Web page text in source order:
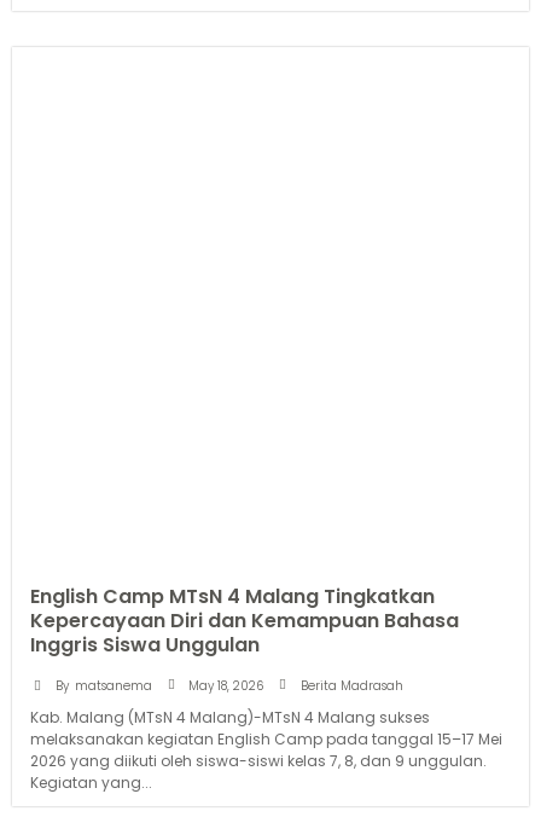
English Camp MTsN 4 Malang Tingkatkan
Kepercayaan Diri dan Kemampuan Bahasa
Inggris Siswa Unggulan
By matsanema May 18, 2026 Berita Madrasah
Kab. Malang (MTsN 4 Malang)-MTsN 4 Malang sukses
melaksanakan kegiatan English Camp pada tanggal 15–17 Mei
2026 yang diikuti oleh siswa-siswi kelas 7, 8, dan 9 unggulan.
Kegiatan yang...